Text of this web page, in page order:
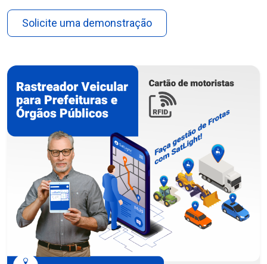
Solicite uma demonstração